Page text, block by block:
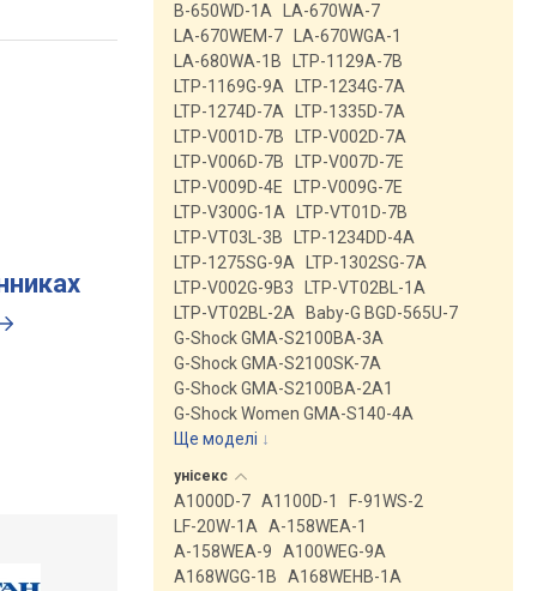
B-650WD-1A
LA-670WA-7
LA-670WEM-7
LA-670WGA-1
LA-680WA-1B
LTP-1129A-7B
LTP-1169G-9A
LTP-1234G-7A
LTP-1274D-7A
LTP-1335D-7A
LTP-V001D-7B
LTP-V002D-7A
LTP-V006D-7B
LTP-V007D-7E
LTP-V009D-4E
LTP-V009G-7E
LTP-V300G-1A
LTP-VT01D-7B
LTP-VT03L-3B
LTP-1234DD-4A
LTP-1275SG-9A
LTP-1302SG-7A
LTP-V002G-9B3
LTP-VT02BL-1A
LTP-VT02BL-2A
Baby-G BGD-565U-7
G-Shock GMA-S2100BA-3A
G-Shock GMA-S2100SK-7A
G-Shock GMA-S2100BA-2A1
G-Shock Women GMA-S140-4A
Ще моделі ↓
унісекс
A1000D-7 A1100D-1
F-91WS-2
LF-20W-1A
A-158WEA-1
A-158WEA-9
A100WEG-9A
A168WGG-1B
A168WEHB-1A